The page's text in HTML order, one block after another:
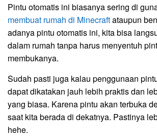
Pintu otomatis ini biasanya sering di
membuat rumah di Minecraftataupun
adanya pintu otomatis ini, kita bisa
dalam rumah tanpa harus menyentuh
membukanya.
Sudah pasti juga kalau penggunaan
dapat dikatakan jauh lebih praktis dan
yang biasa. Karena pintu akan terbuka
saat kita berada di dekatnya. Pastinya
hehe.